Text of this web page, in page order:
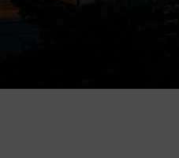
Heligonka